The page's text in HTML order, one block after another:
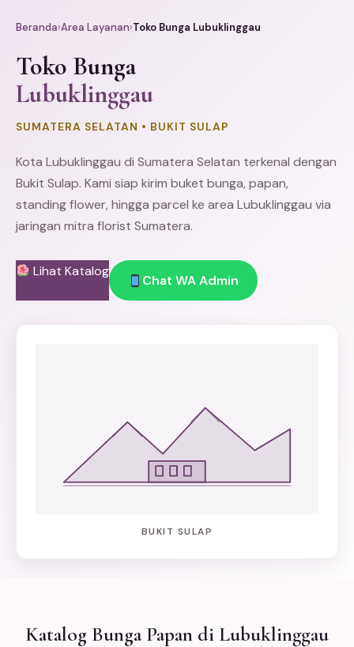
Beranda›Area Layanan›Toko Bunga Lubuklinggau
Toko Bunga
Lubuklinggau
SUMATERA SELATAN • BUKIT SULAP
Kota Lubuklinggau di Sumatera Selatan terkenal dengan
Bukit Sulap. Kami siap kirim buket bunga, papan,
standing flower, hingga parcel ke area Lubuklinggau via
jaringan mitra florist Sumatera.
Lihat Katalog
Chat WA Admin
BUKIT SULAP
Katalog Bunga Papan di Lubuklinggau